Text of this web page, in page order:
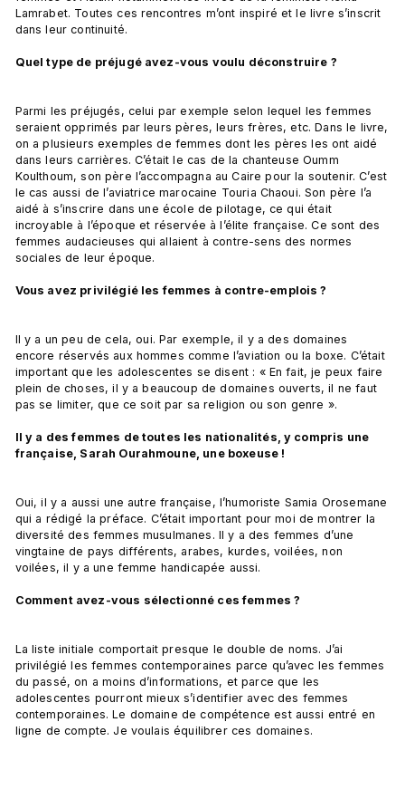
Lamrabet. Toutes ces rencontres m’ont inspiré et le livre s’inscrit
dans leur continuité.
Quel type de préjugé avez-vous voulu déconstruire ?
Parmi les préjugés, celui par exemple selon lequel les femmes
seraient opprimés par leurs pères, leurs frères, etc. Dans le livre,
on a plusieurs exemples de femmes dont les pères les ont aidé
dans leurs carrières. C’était le cas de la chanteuse Oumm
Koulthoum, son père l’accompagna au Caire pour la soutenir. C’est
le cas aussi de l’aviatrice marocaine Touria Chaoui. Son père l’a
aidé à s’inscrire dans une école de pilotage, ce qui était
incroyable à l’époque et réservée à l’élite française. Ce sont des
femmes audacieuses qui allaient à contre-sens des normes
sociales de leur époque.
Vous avez privilégié les femmes à contre-emplois ?
Il y a un peu de cela, oui. Par exemple, il y a des domaines
encore réservés aux hommes comme l’aviation ou la boxe. C’était
important que les adolescentes se disent : « En fait, je peux faire
plein de choses, il y a beaucoup de domaines ouverts, il ne faut
pas se limiter, que ce soit par sa religion ou son genre ».
Il y a des femmes de toutes les nationalités, y compris une
française, Sarah Ourahmoune, une boxeuse !
Oui, il y a aussi une autre française, l’humoriste Samia Orosemane
qui a rédigé la préface. C’était important pour moi de montrer la
diversité des femmes musulmanes. Il y a des femmes d’une
vingtaine de pays différents, arabes, kurdes, voilées, non
voilées, il y a une femme handicapée aussi.
Comment avez-vous sélectionné ces femmes ?
La liste initiale comportait presque le double de noms. J’ai
privilégié les femmes contemporaines parce qu’avec les femmes
du passé, on a moins d’informations, et parce que les
adolescentes pourront mieux s’identifier avec des femmes
contemporaines. Le domaine de compétence est aussi entré en
ligne de compte. Je voulais équilibrer ces domaines.